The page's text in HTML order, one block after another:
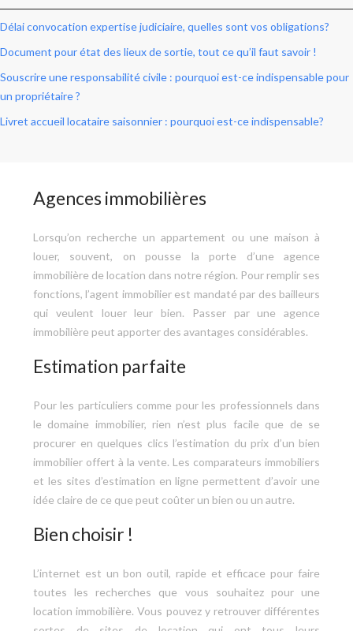
Délai convocation expertise judiciaire, quelles sont vos obligations?
Document pour état des lieux de sortie, tout ce qu’il faut savoir !
Souscrire une responsabilité civile : pourquoi est-ce indispensable pour
un propriétaire ?
Livret accueil locataire saisonnier : pourquoi est-ce indispensable?
Agences immobilières
Lorsqu’on recherche un appartement ou une maison à
louer, souvent, on pousse la porte d’une agence
immobilière de location dans notre région. Pour remplir ses
fonctions, l’agent immobilier est mandaté par des bailleurs
qui veulent louer leur bien. Passer par une agence
immobilière peut apporter des avantages considérables.
Estimation parfaite
Pour les particuliers comme pour les professionnels dans
le domaine immobilier, rien n’est plus facile que de se
procurer en quelques clics l’estimation du prix d’un bien
immobilier offert à la vente. Les comparateurs immobiliers
et les sites d’estimation en ligne permettent d’avoir une
idée claire de ce que peut coûter un bien ou un autre.
Bien choisir !
L’internet est un bon outil, rapide et efficace pour faire
toutes les recherches que vous souhaitez pour une
location immobilière. Vous pouvez y retrouver différentes